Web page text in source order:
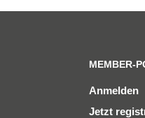
MEMBER-
Anmelden
Jetzt